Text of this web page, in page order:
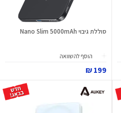
סוללת גיבוי Nano Slim 5000mAh
הוסף להשוואה
199 ₪